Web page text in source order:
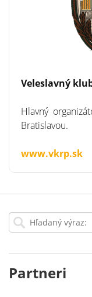
Veleslavný
Hlavný
Bratislavou.
www.vkrp.sk
Partneri